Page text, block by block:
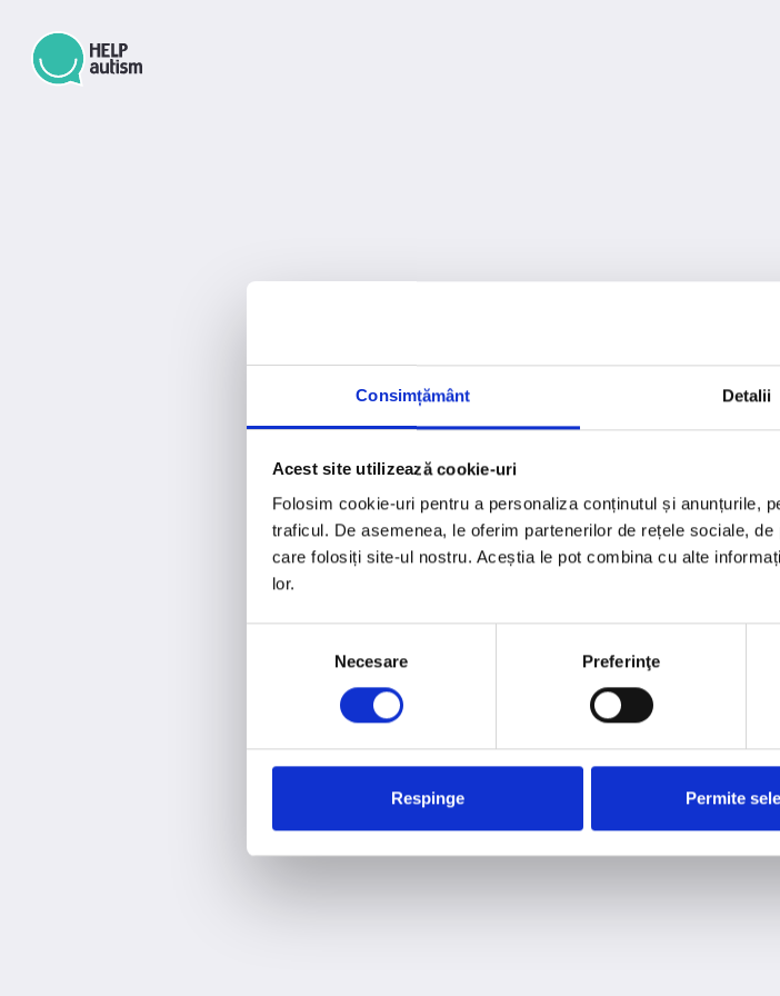
Consimțământ Detalii
Acest site utilizează cookie-uri
Folosim cookie-uri pentru a personaliza conținutul și anunțurile,
traficul. De asemenea, le oferim partenerilor de rețele sociale,
care folosiți site-ul nostru. Aceștia le pot combina cu alte
lor.
consimțământului
Necesare Preferinţe
Respinge Permite
Pagina nu a